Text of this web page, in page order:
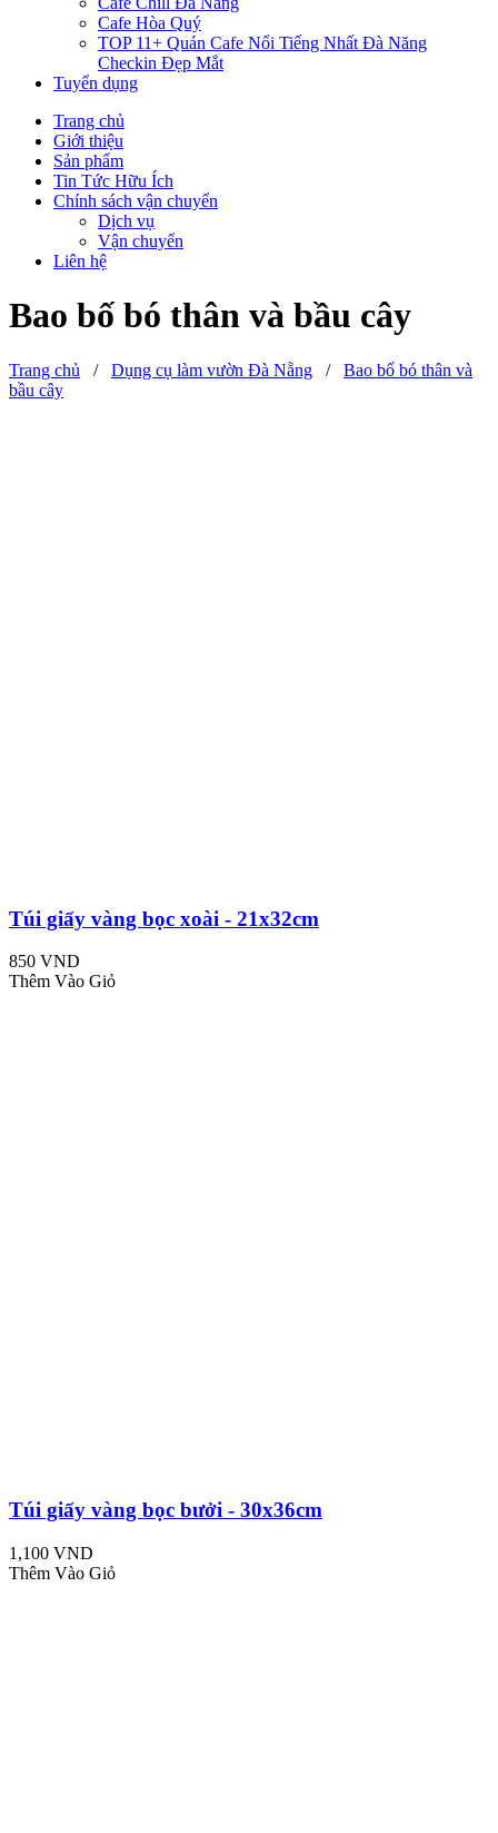
Cafe Hòa Quý
TOP 11+ Quán Cafe Nổi Tiếng Nhất Đà Năng
Checkin Đẹp Mắt
Tuyển dụng
Trang chủ
Giới thiệu
Sản phẩm
Tin Tức Hữu Ích
Chính sách vận chuyển
Dịch vụ
Vận chuyển
Liên hệ
Bao bố bó thân và bầu cây
Trang chủ / Dụng cụ làm vườn Đà Nẵng /
Bao bố bó thân và
bầu cây
Túi giấy vàng bọc xoài - 21x32cm
850 VND
Thêm Vào Giỏ
Túi giấy vàng bọc bưởi - 30x36cm
1,100 VND
Thêm Vào Giỏ